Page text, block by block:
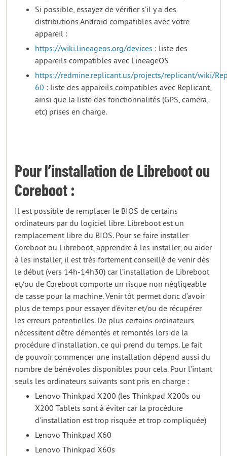
Si possible, essayez de vérifier s’il y a des
distributions Android compatibles avec votre
appareil :
https://wiki.lineageos.org/devices : liste des
appareils compatibles avec LineageOS
https://redmine.replicant.us/projects/replicant/wiki/
60 : liste des appareils compatibles avec Replicant,
ainsi que la liste des fonctionnalités (GPS, camera,
etc) prises en charge.
Pour l’installation de Libreboot ou
Coreboot :
Il est possible de remplacer le BIOS de certains
ordinateurs par du logiciel libre. Libreboot est un
remplacement libre du BIOS. Pour se faire installer
Coreboot ou Libreboot, apprendre à les installer, ou aider
à les installer, il est très fortement conseillé de venir dès
le début (vers 14h-14h30) car l’installation de Libreboot
et/ou de Coreboot comporte un risque non négligeable
de casse pour la machine. Venir tôt permet donc d’avoir
plus de temps pour essayer d’éviter et/ou de récupérer
les erreurs potentielles. De plus certains ordinateurs
nécessitent d’être démontés et remontés lors de la
procédure d’installation, ce qui prend du temps. Le fait
de pouvoir commencer une installation dépend aussi du
nombre de bénévoles disponibles pour cela. Pour l’intant
seuls les ordinateurs suivants sont pris en charge :
Lenovo Thinkpad X200 (les Thinkpad X200s ou
X200 Tablets sont à éviter car la procédure
d’installation est trop risquée et trop compliquée)
Lenovo Thinkpad X60
Lenovo Thinkpad X60s